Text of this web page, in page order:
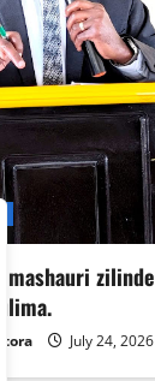
zilinde
July 24, 2026